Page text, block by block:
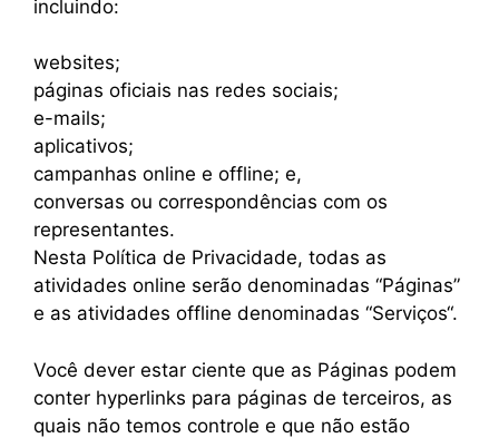
incluindo:
websites;
páginas oficiais nas redes sociais;
e-mails;
aplicativos;
campanhas online e offline; e,
conversas ou correspondências com os
representantes.
Nesta Política de Privacidade, todas as
atividades online serão denominadas “Páginas”
e as atividades offline denominadas “Serviços“.
Você dever estar ciente que as Páginas podem
conter hyperlinks para páginas de terceiros, as
quais não temos controle e que não estão